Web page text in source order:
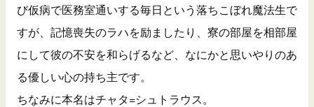
び仮病で医務室通いする毎日という落ちこぼれ魔法生で
すが、記憶喪失のラハを励ましたり、寮の部屋を相部屋
にして彼の不安を和らげるなど、なにかと思いやりのあ
る優しい心の持ち主です。
ちなみに本名はチャタ=シュトラウス。